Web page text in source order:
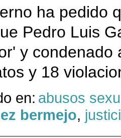
ha pedido
Pedro Luis
y condenado
y 18
en: abusos
bermejo,